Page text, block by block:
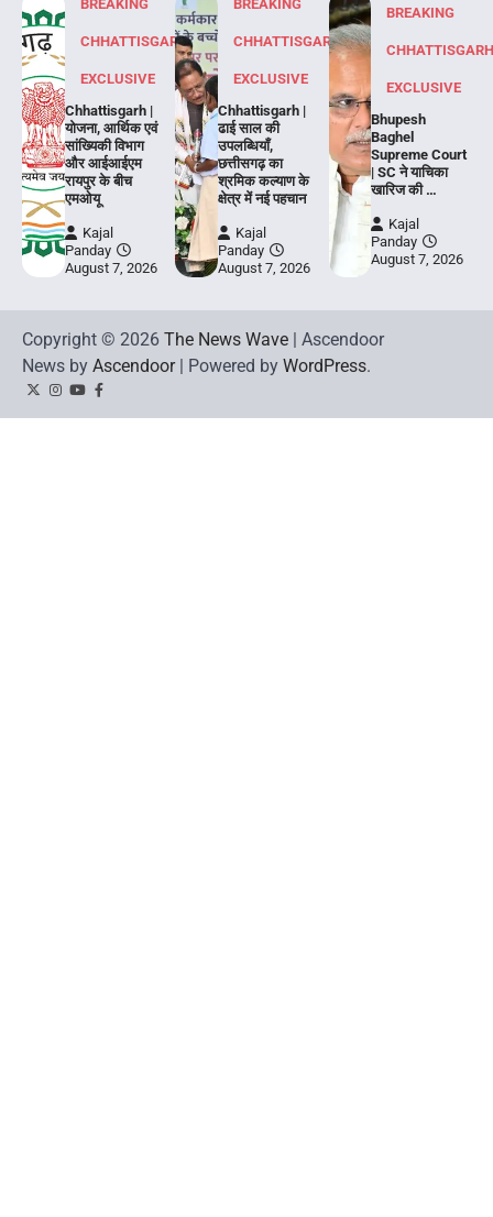
BREAKING
CHHATTISGARH
EXCLUSIVE
Chhattisgarh |
योजना, आर्थिक एवं
सांख्यिकी विभाग
और आईआईएम
रायपुर के बीच
एमओयू
Kajal
Panday
August 7, 2026
BREAKING
CHHATTISGARH
EXCLUSIVE
Chhattisgarh |
ढाई साल की
उपलब्धियाँ,
छत्तीसगढ़ का
श्रमिक कल्याण के
क्षेत्र में नई पहचान
Kajal
Panday
August 7, 2026
BREAKING
EXCLUSIVE
Bhupesh
Baghel
Supreme Court
| SC ने याचिका
खारिज की …
Kajal
Panday
August 7, 2026
Copyright © 2026 The News Wave | Ascendoor
News by Ascendoor| Powered by WordPress.
TwitterInstagram
YouTubeFacebook